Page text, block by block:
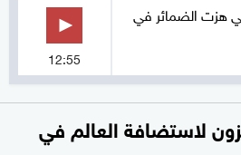
هزت الضمائر في
12:55
لاستضافة العالم في